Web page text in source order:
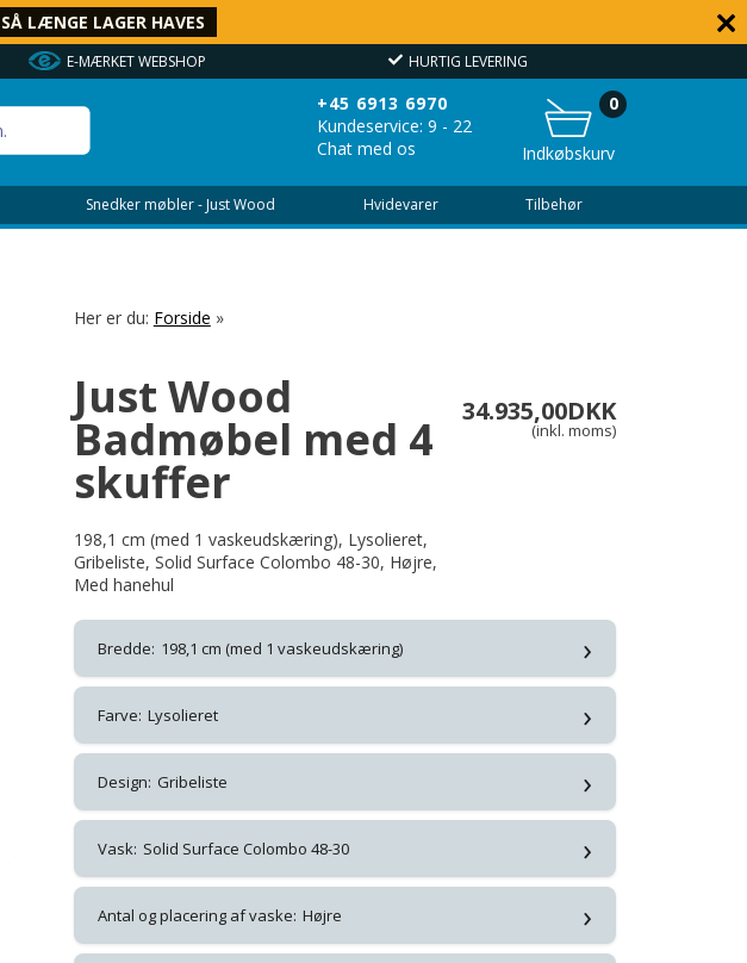
SÅ LÆNGE LAGER HAVES
E-MÆRKET WEBSHOP HURTIG LEVERING
+45 6913 6970
Kundeservice: 9 - 22
Chat med os
Indkøbskurv
0
Snedker møbler - Just Wood Hvidevarer Tilbehør
Her er du: Forside »
Just Wood
Badmøbel med 4
skuffer
198,1 cm (med 1 vaskeudskæring), Lysolieret,
Gribeliste, Solid Surface Colombo 48-30, Højre,
Med hanehul
34.935,00DKK
(inkl. moms)
Bredde: 198,1 cm (med 1 vaskeudskæring) ›
Farve: Lysolieret ›
Design: Gribeliste ›
Vask: Solid Surface Colombo 48-30 ›
Antal og placering af vaske: Højre ›